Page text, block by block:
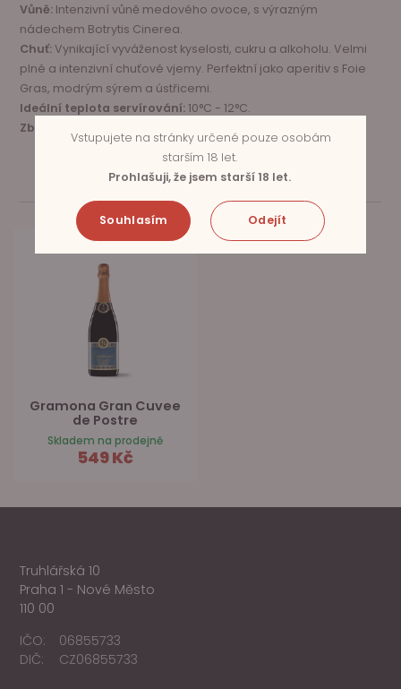
Vůně: Intenzivní vůně medového ovoce, s výrazným
nádechem Botrytis Cinerea.
Chuť:Vynikající vyváženost kyselosti, cukru a alkoholu. Velmi
plné a intenzivní chuťové vjemy. Perfektní jako aperitiv s Foie
Gras, modrým sýrem a ústřicemi.
Ideální teplota servírování: 10°C - 12°C.
Zbytkový cukr:
SOUVISEJÍCÍ PRODUKTY
Gramona Gran Cuvee
de Postre
Skladem na prodejně
549 Kč
Truhlářská 10
Praha 1 - Nové Město
110 00
IČO:
06855733
DIČ:
CZ06855733
Vstupujete na stránky určené pouze osobám
starším 18 let.
Prohlašuji, že jsem starší 18 let.
Souhlasím Odejít